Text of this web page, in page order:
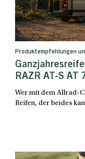
Produktempfehlungen
RAZR AT-S AT
Wer mit dem Allrad-
Reifen, der beides